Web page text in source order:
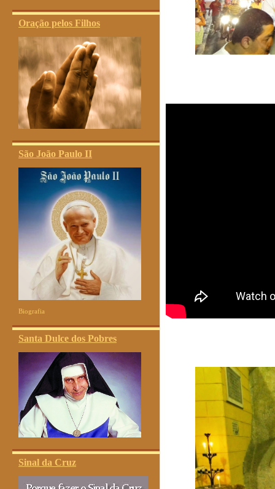
Oração pelos Filhos
São João Paulo II
Biografia
Santa Dulce dos Pobres
Sinal da Cruz